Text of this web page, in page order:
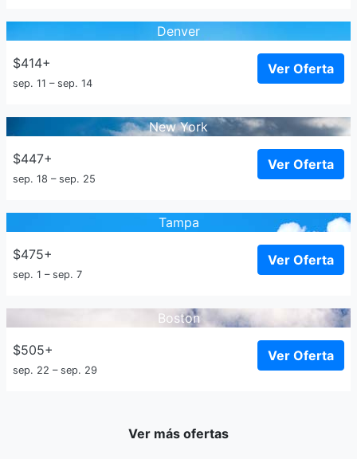
Denver
$414+
sep. 11 – sep. 14
Ver Oferta
New York
$447+
sep. 18 – sep. 25
Ver Oferta
Tampa
$475+
sep. 1 – sep. 7
Ver Oferta
Boston
$505+
sep. 22 – sep. 29
Ver Oferta
Ver más ofertas